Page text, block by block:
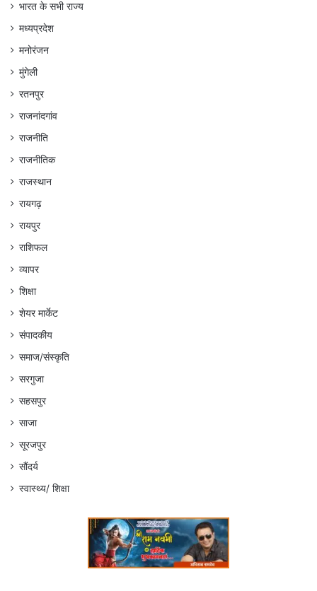
भारत के सभी राज्य
मध्यप्रदेश
मनोरंजन
मुंगेली
रतनपुर
राजनांदगांव
राजनीति
राजनीतिक
राजस्थान
रायगढ़
रायपुर
राशिफल
व्यापर
शिक्षा
शेयर मार्केट
संपादकीय
समाज/संस्कृति
सरगुजा
सहसपुर
साजा
सूरजपुर
सौंदर्य
स्वास्थ्य/ शिक्षा